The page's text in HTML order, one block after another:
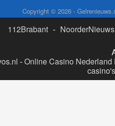
Copyright © 2026 -
112Brabant - NoorderNieuws
-Online Casino Nederland